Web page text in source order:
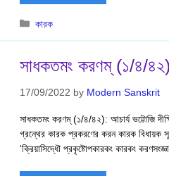
Categories
কারক
সাধকতমং করণম্ (১/৪/৪২)
17/09/2022 by Modern Sanskrit
সাধকতমং করণম্ (১/৪/৪২): আচার্য ভট্টোজি
গ্রন্থের কারক প্রকরণের করন কারক বিধায়ক
‘ক্রিয়াসিদ্ধৌ প্রকৃষ্টোপকারকং কারকং